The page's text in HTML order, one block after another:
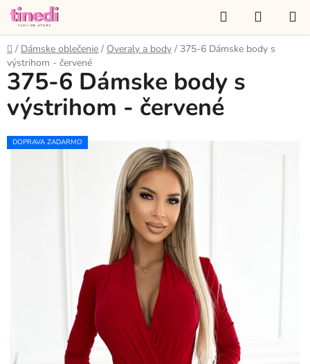
Prejsť
obsah
Hľadať
KOŠÍK
Domov
/ Dámske oblečenie / Overaly a body / 375-6 Dámske body s
výstrihom - červené
375-6 Dámske body s
výstrihom - červené
DOPRAVA ZADARMO